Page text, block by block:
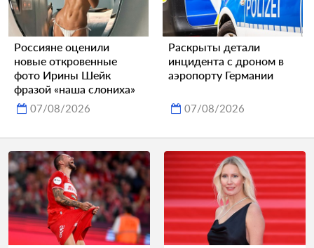
Россияне оценили
новые откровенные
фото Ирины Шейк
фразой «наша слониха»
07/08/2026
Раскрыты детали
инцидента с дроном в
аэропорту Германии
07/08/2026